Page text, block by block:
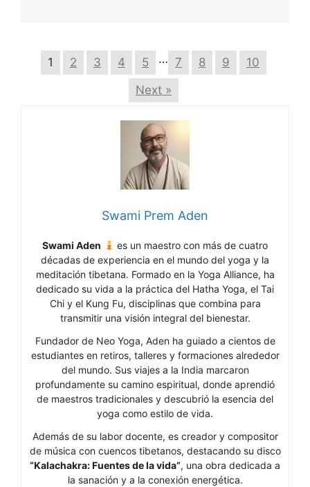
1 2 3 4 5 … 7 8 9
10
Next »
Swami Prem Aden
Swami Aden
es un maestro con más de cuatro
décadas de experiencia en el mundo del yoga y la
meditación tibetana. Formado en la Yoga Alliance, ha
dedicado su vida a la práctica del Hatha Yoga, el Tai
Chi y el Kung Fu, disciplinas que combina para
transmitir una visión integral del bienestar.
Fundador de Neo Yoga, Aden ha guiado a cientos de
estudiantes en retiros, talleres y formaciones alrededor
del mundo. Sus viajes a la India marcaron
profundamente su camino espiritual, donde aprendió
de maestros tradicionales y descubrió la esencia del
yoga como estilo de vida.
Además de su labor docente, es creador y compositor
de música con cuencos tibetanos, destacando su disco
“Kalachakra: Fuentes de la vida”, una obra dedicada a
la sanación y a la conexión energética.